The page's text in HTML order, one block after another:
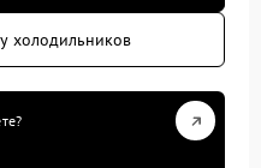
холодильников